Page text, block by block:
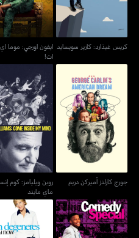
كريس غيذارد: كارير سويسايد ايفون اورجي: موما
ات!
جورج كارلنز أميركن دريم
جورج كارلنز أميركن دريم
روبن ويليامز: كوم
ماي مايند
روبن ويليامز: كوم
ماي مايند